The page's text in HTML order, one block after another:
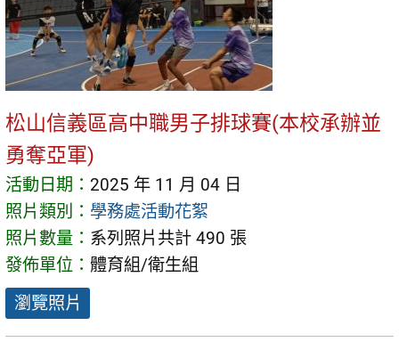
松山信義區高中職男子排球賽(本校承辦並
勇奪亞軍)
活動日期： 2025 年 11 月 04 日
照片類別： 學務處活動花絮
照片數量： 系列照片共計 490 張
發佈單位： 體育組/衛生組
瀏覽照片